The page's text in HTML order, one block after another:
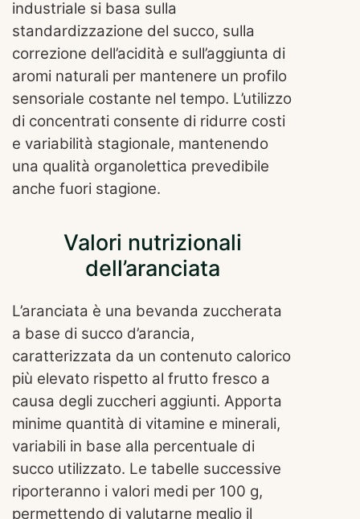
industriale si basa sulla
standardizzazione del succo, sulla
correzione dell’acidità e sull’aggiunta di
aromi naturali per mantenere un profilo
sensoriale costante nel tempo. L’utilizzo
di concentrati consente di ridurre costi
e variabilità stagionale, mantenendo
una qualità organolettica prevedibile
anche fuori stagione.
Valori nutrizionali
dell’aranciata
L’aranciata è una bevanda zuccherata
a base di succo d’arancia,
caratterizzata da un contenuto calorico
più elevato rispetto al frutto fresco a
causa degli zuccheri aggiunti. Apporta
minime quantità di vitamine e minerali,
variabili in base alla percentuale di
succo utilizzato. Le tabelle successive
riporteranno i valori medi per 100 g,
permettendo di valutarne meglio il